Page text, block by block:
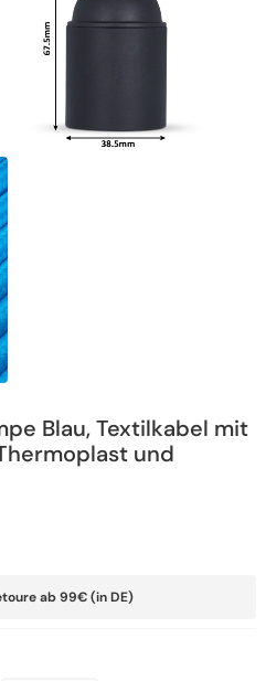
Blau, Textilkabel mit
und
ab 99€ (in DE)